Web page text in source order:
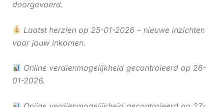
doorgevoerd.
Laatst herzien op 25-01-2026 – nieuwe inzichten
voor jouw inkomen.
Online verdienmogelijkheid gecontroleerd op 26-
01-2026.